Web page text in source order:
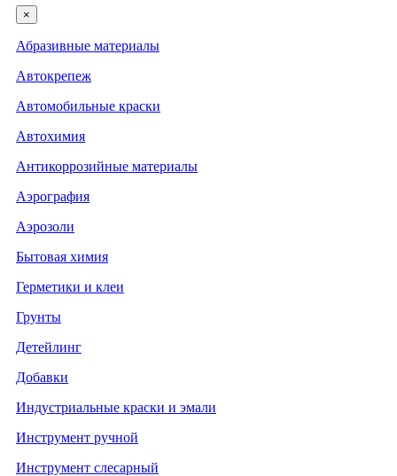
×
Абразивные материалы
Автокрепеж
Автомобильные краски
Автохимия
Антикоррозийные материалы
Аэрография
Аэрозоли
Бытовая химия
Герметики и клеи
Грунты
Детейлинг
Добавки
Индустриальные краски и эмали
Инструмент ручной
Инструмент слесарный